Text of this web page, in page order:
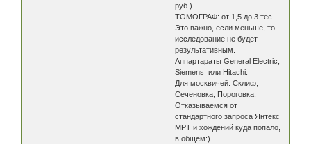
руб.).
ТОМОГРАФ: от 1,5 до 3 тес.
Это важно, если меньше, то
исследование не будет
результативным.
Аппартараты General Electric,
Siemens или Hitachi.
Для москвичей: Склиф,
Сеченовка, Пороговка.
Отказываемся от
стандартного запроса Янтекс
МРТ и хождений куда попало,
в общем:)